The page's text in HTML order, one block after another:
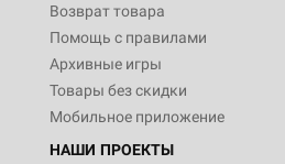
Возврат товара
Помощь с правилами
Архивные игры
Товары без скидки
Мобильное приложение
НАШИ ПРОЕКТЫ